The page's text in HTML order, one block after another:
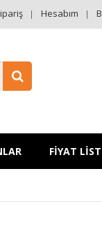
Hesabım
FİYAT